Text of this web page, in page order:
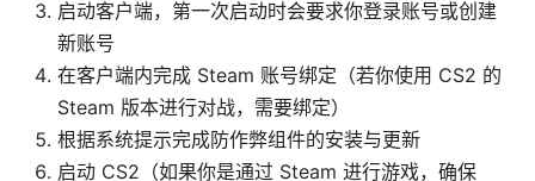
启动客户端，第一次启动时会要求你登录账号或创建
新账号
在客户端内完成 Steam 账号绑定（若你使用 CS2 的
Steam 版本进行对战，需要绑定）
根据系统提示完成防作弊组件的安装与更新
启动 CS2（如果你是通过 Steam 进行游戏，确保